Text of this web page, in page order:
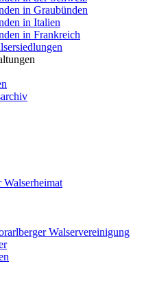
in Graubünden
in Italien
in Frankreich
Walserheimat
Walservereinigung